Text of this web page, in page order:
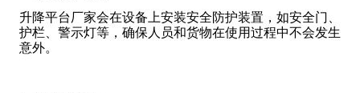
升降平台厂家会在设备上安装安全防护装置，如安全门、
护栏、警示灯等，确保人员和货物在使用过程中不会发生
意外。